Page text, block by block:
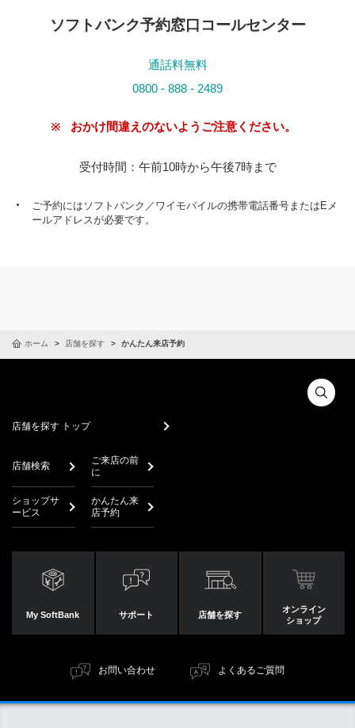
ソフトバンク予約窓口コールセンター
通話料無料
0800 - 888 - 2489
※ おかけ間違えのないようご注意ください。
受付時間：午前10時から午後7時まで
ご予約にはソフトバンク／ワイモバイルの携帯電話番号またはEメ
ールアドレスが必要です。
ホーム 店舗を探す かんたん来店予約
店舗を探す トップ
店舗検索
ご来店の前
に
ショップサ
ービス
かんたん来
店予約
My SoftBank サポート 店舗を探す
オンライン
ショップ
お問い合わせ よくあるご質問